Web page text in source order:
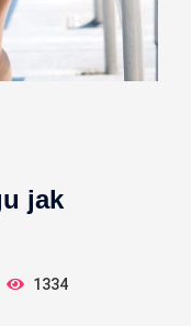
jak
1334